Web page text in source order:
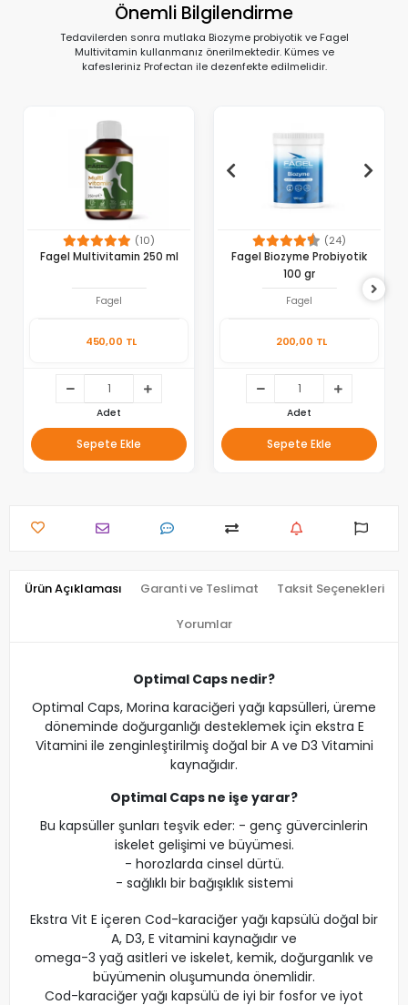
Önemli Bilgilendirme
Tedavilerden sonra mutlaka Biozyme probiyotik ve Fagel
Multivitamin kullanmanız önerilmektedir. Kümes ve
kafesleriniz Profectan ile dezenfekte edilmelidir.
(10)
Fagel Multivitamin 250 ml
Fagel
450,00 TL
Adet
Sepete Ekle
(24)
Fagel Biozyme Probiyotik
100 gr
Fagel
200,00 TL
Adet
Sepete Ekle
Ürün Açıklaması Garanti ve Teslimat Taksit Seçenekleri
Yorumlar
Optimal Caps nedir?
Optimal Caps, Morina karaciğeri yağı kapsülleri, üreme
döneminde doğurganlığı desteklemek için ekstra E
Vitamini ile zenginleştirilmiş doğal bir A ve D3 Vitamini
kaynağıdır.
Optimal Caps ne işe yarar?
Bu kapsüller şunları teşvik eder: - genç güvercinlerin
iskelet gelişimi ve büyümesi.
- horozlarda cinsel dürtü.
- sağlıklı bir bağışıklık sistemi
Ekstra Vit E içeren Cod-karaciğer yağı kapsülü doğal bir
A, D3, E vitamini kaynağıdır ve
omega-3 yağ asitleri ve iskelet, kemik, doğurganlık ve
büyümenin oluşumunda önemlidir.
Cod-karaciğer yağı kapsülü de iyi bir fosfor ve iyot